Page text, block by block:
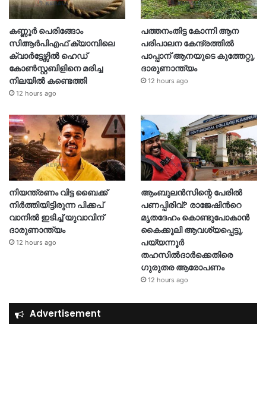
കണ്ണൂർ പെരിങ്ങോം
സിആർപിഎഫ് ക്യാമ്പിലെ
ക്വാർട്ടേഴ്സിൽ ഹെഡ്
കോൺസ്റ്റബിളിനെ മരിച്ച
നിലയിൽ കണ്ടെത്തി
12 hours ago
പത്തനംതിട്ട കോന്നി ആന
പരിപാലന കേന്ദ്രത്തിൽ
പാപ്പാന് ആനയുടെ കുത്തേറ്റു,
ദാരുണാന്ത്യം
12 hours ago
നിയന്ത്രണം വിട്ട ബൈക്ക്
നിർത്തിയിട്ടിരുന്ന പിക്കപ്
വാനിൽ ഇടിച്ച് യുവാവിന്
ദാരുണാന്ത്യം
12 hours ago
ആംബുലൻസിന്റെ പേരിൽ
പണപ്പിരിവ്? രാജേഷിന്‍റെ
മൃതദേഹം കൊണ്ടുപോകാൻ
കൈക്കൂലി ആവശ്യപ്പെട്ടു,
പയ്യന്നൂർ
തഹസിൽദാർക്കെതിരെ
ഗുരുതര ആരോപണം
12 hours ago
Advertisement